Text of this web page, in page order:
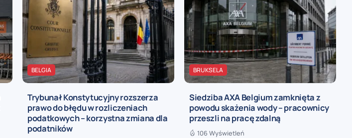
BELGIA
Trybunał Konstytucyjny rozszerza
prawo do błędu w rozliczeniach
podatkowych – korzystna zmiana dla
podatników
BRUKSELA
Siedziba AXA Belgium zamknięta z
powodu skażenia wody – pracownicy
przeszli na pracę zdalną
106 Wyświetleń